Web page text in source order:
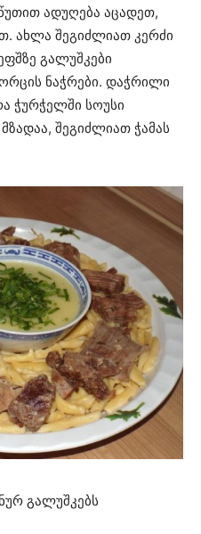
ადუღება აცადეთ,
ახლა შეგიძლიათ კერძი
გალუშკები
ნაჭრები. დაჭრილი
ჭურჭელში სოუსი
შეგიძლიათ ჭამას
გალუშკებს